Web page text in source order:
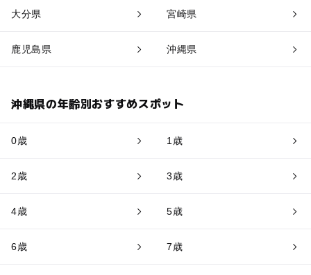
大分県 宮崎県
鹿児島県 沖縄県
沖縄県の年齢別おすすめスポット
0歳 1歳
2歳 3歳
4歳 5歳
6歳 7歳